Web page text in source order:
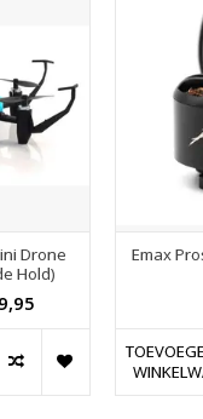
Drone
Hold)
Emax